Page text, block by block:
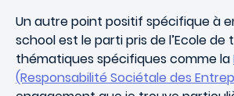
Un autre point positif spécifique à
school est le parti pris de l’Ecole de
thématiques spécifiques comme la
(Responsabilité Sociétale des